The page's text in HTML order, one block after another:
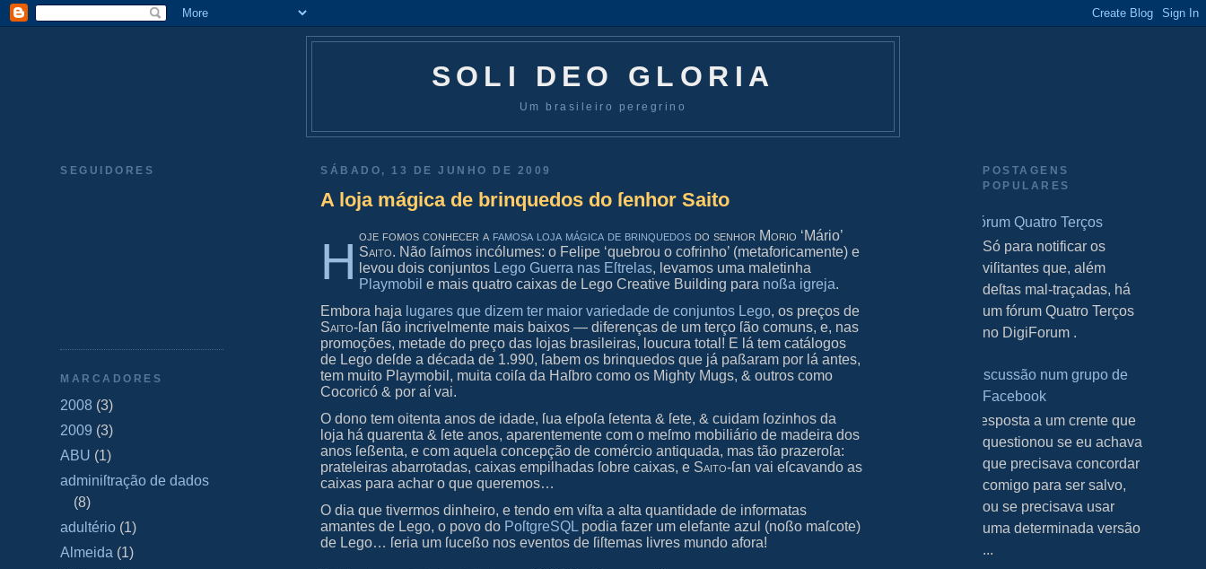
SOLI DEO GLORIA
Um brasileiro peregrino
SEGUIDORES
MARCADORES
2008 (3)
2009 (3)
ABU (1)
adminiſtração de dados
(8)
adultério (1)
Almeida (1)
SÁBADO, 13 DE JUNHO DE 2009
A loja mágica de brinquedos do ſenhor Saito
H oje fomos conhecer a famoſa loja mágica de brinquedosdo ſenhor Morio ‘Mário’
Saito. Não ſaímos incólumes: o Felipe ‘quebrou o cofrinho’ (metaforicamente) e
levou dois conjuntos Lego Guerra nas Eſtrelas, levamos uma maletinha
Playmobil e mais quatro caixas de Lego Creative Building para noßa igreja.
Embora haja lugares que dizem ter maior variedade de conjuntos Lego, os preços de
Saito-ſan ſão incrivelmente mais baixos — diferenças de um terço ſão comuns, e, nas
promoções, metade do preço das lojas brasileiras, loucura total! E lá tem catálogos
de Lego deſde a década de 1.990, ſabem os brinquedos que já paßaram por lá antes,
tem muito Playmobil, muita coiſa da Haſbro como os Mighty Mugs, & outros como
Cocoricó & por aí vai.
O dono tem oitenta anos de idade, ſua eſpoſa ſetenta & ſete, & cuidam ſozinhos da
loja há quarenta & ſete anos, aparentemente com o meſmo mobiliário de madeira dos
anos ſeßenta, e com aquela concepção de comércio antiquada, mas tão prazeroſa:
prateleiras abarrotadas, caixas empilhadas ſobre caixas, e Saito-ſan vai eſcavando as
caixas para achar o que queremos…
O dia que tivermos dinheiro, e tendo em viſta a alta quantidade de informatas
amantes de Lego, o povo do PoſtgreSQL podia fazer um elefante azul (noßo maſcote)
de Lego… ſeria um ſuceßo nos eventos de ſiſtemas livres mundo afora!
POSTAGENS
POPULARES
Fórum Quatro Terços
S Só para notificar os
viſitantes que, além
deſtas mal-traçadas, há
um fórum Quatro Terços
no DigiForum .
Discussão num grupo de
Facebook
Resposta a um crente que
questionou se eu achava
que precisava concordar
comigo para ser salvo,
ou se precisava usar
uma determinada versão
...